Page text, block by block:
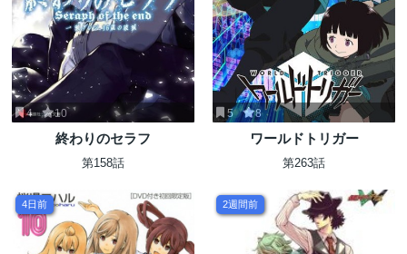
4 10
終わりのセラフ
第158話
5 8
ワールドトリガー
第263話
4日前 2週間前